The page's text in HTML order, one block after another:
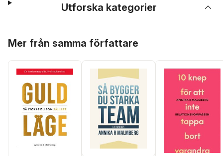
Utforska kategorier
Mer från samma författare